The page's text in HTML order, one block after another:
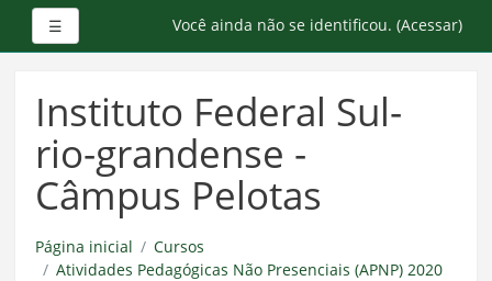
conteúdo
principal
☰ Você ainda não se identificou. (Acessar)
Instituto Federal Sul-
rio-grandense -
Câmpus Pelotas
Página inicial
Cursos
Atividades Pedagógicas Não Presenciais (APNP) 2020